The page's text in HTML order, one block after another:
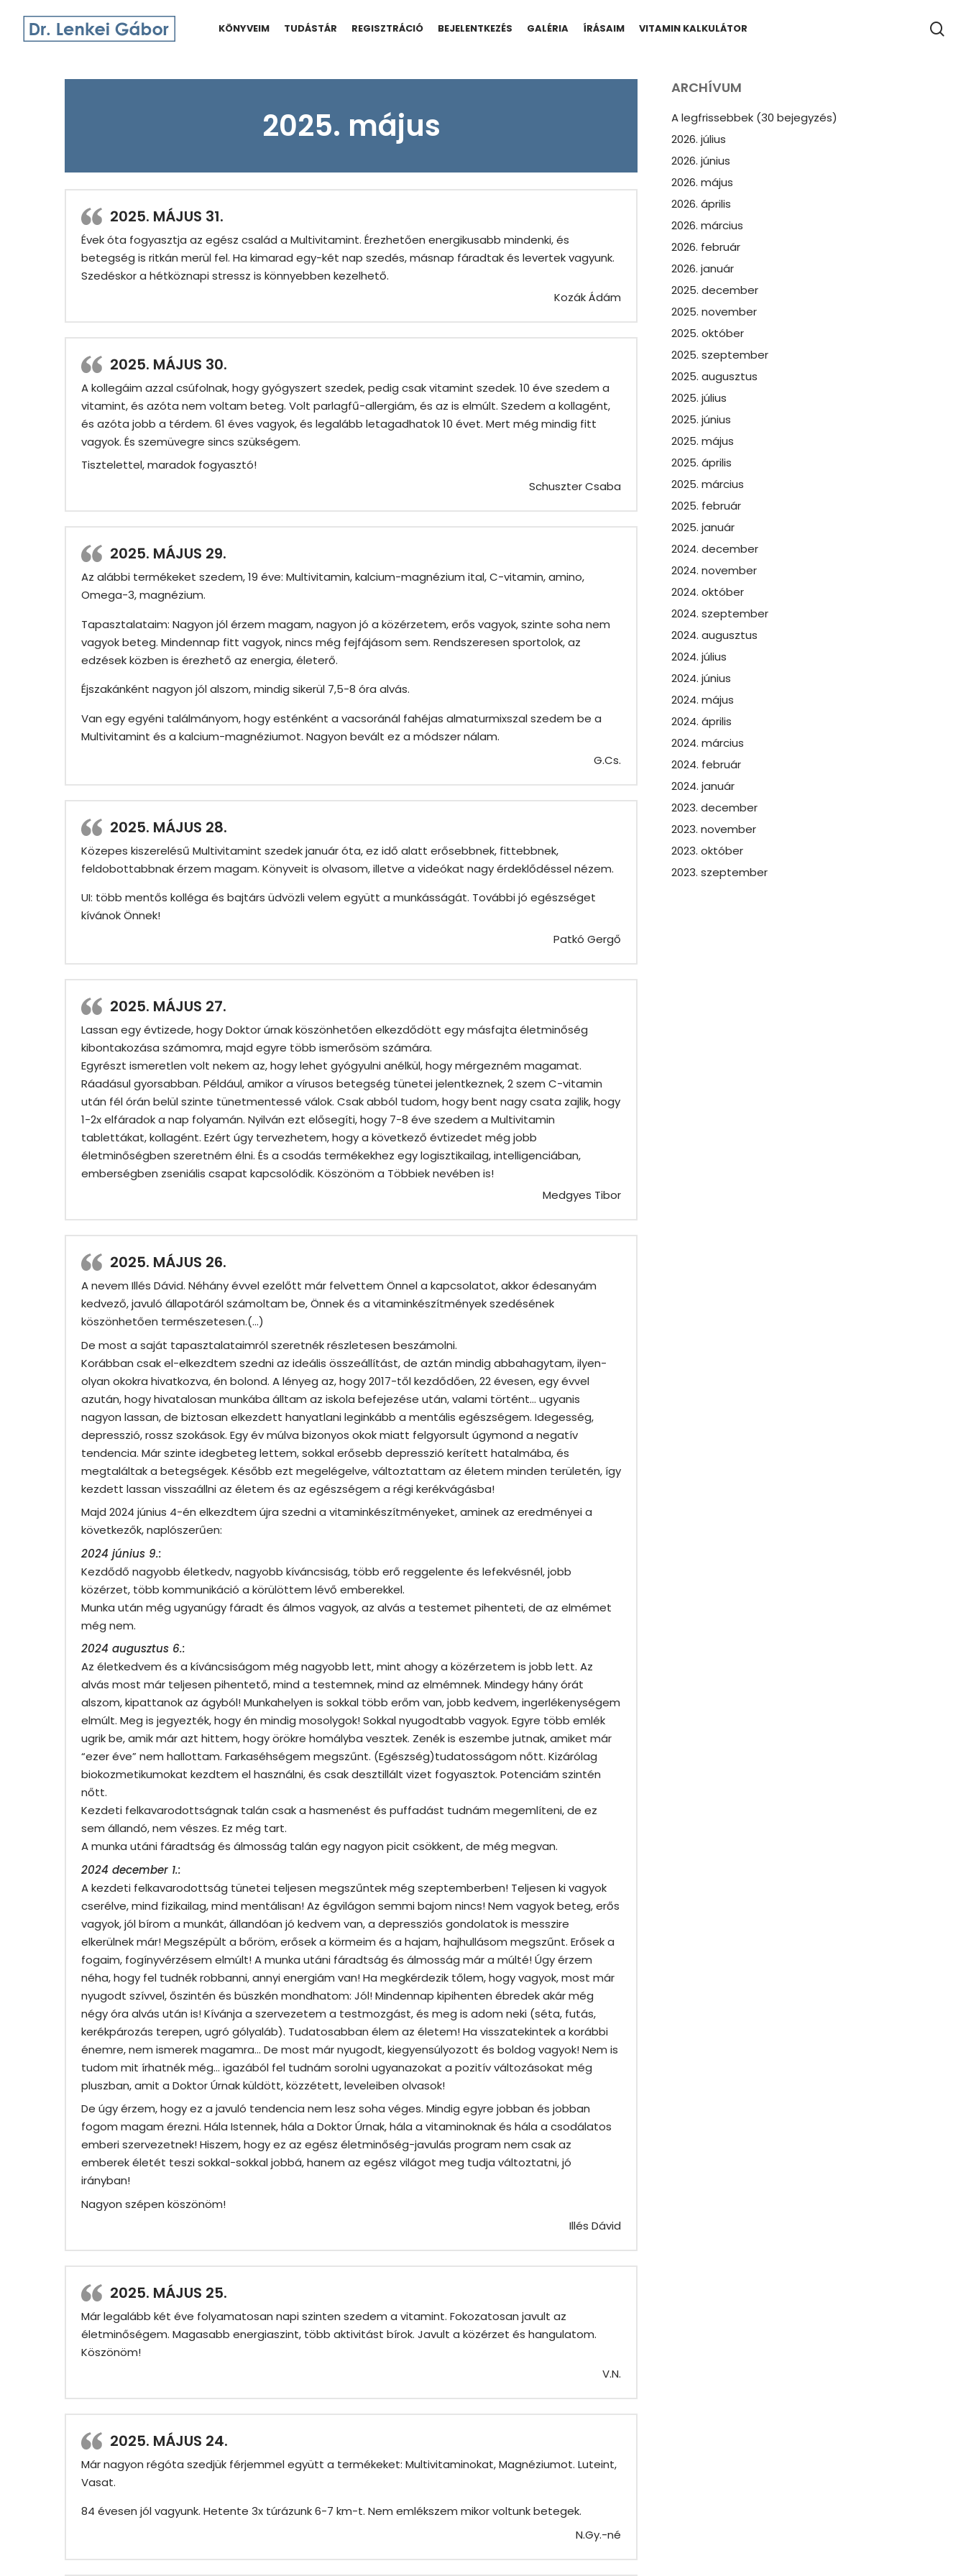
main
KÖNYVEIM TUDÁSTÁR REGISZTRÁCIÓ BEJELENTKEZÉS GALÉRIA ÍRÁSAIM VITAMIN KALKULÁTOR
2025. május
2025. MÁJUS 31.
Évek óta fogyasztja az egész család a Multivitamint. Érezhetően energikusabb mindenki, és
betegség is ritkán merül fel. Ha kimarad egy-két nap szedés, másnap fáradtak és levertek vagyunk.
Szedéskor a hétköznapi stressz is könnyebben kezelhető.
Kozák Ádám
2025. MÁJUS 30.
A kollegáim azzal csúfolnak, hogy gyógyszert szedek, pedig csak vitamint szedek. 10 éve szedem a
vitamint, és azóta nem voltam beteg. Volt parlagfű-allergiám, és az is elmúlt. Szedem a kollagént,
és azóta jobb a térdem. 61 éves vagyok, és legalább letagadhatok 10 évet. Mert még mindig fitt
vagyok. És szemüvegre sincs szükségem.
Tisztelettel, maradok fogyasztó!
Schuszter Csaba
2025. MÁJUS 29.
Az alábbi termékeket szedem, 19 éve: Multivitamin, kalcium-magnézium ital, C-vitamin, amino,
Omega-3, magnézium.
Tapasztalataim: Nagyon jól érzem magam, nagyon jó a közérzetem, erős vagyok, szinte soha nem
vagyok beteg. Mindennap fitt vagyok, nincs még fejfájásom sem. Rendszeresen sportolok, az
edzések közben is érezhető az energia, életerő.
Éjszakánként nagyon jól alszom, mindig sikerül 7,5-8 óra alvás.
Van egy egyéni találmányom, hogy esténként a vacsoránál fahéjas almaturmixszal szedem be a
Multivitamint és a kalcium-magnéziumot. Nagyon bevált ez a módszer nálam.
G.Cs.
2025. MÁJUS 28.
Közepes kiszerelésű Multivitamint szedek január óta, ez idő alatt erősebbnek, fittebbnek,
feldobottabbnak érzem magam. Könyveit is olvasom, illetve a videókat nagy érdeklődéssel nézem.
UI: több mentős kolléga és bajtárs üdvözli velem együtt a munkásságát. További jó egészséget
kívánok Önnek!
Patkó Gergő
2025. MÁJUS 27.
Lassan egy évtizede, hogy Doktor úrnak köszönhetően elkezdődött egy másfajta életminőség
kibontakozása számomra, majd egyre több ismerősöm számára.
Egyrészt ismeretlen volt nekem az, hogy lehet gyógyulni anélkül, hogy mérgezném magamat.
Ráadásul gyorsabban. Például, amikor a vírusos betegség tünetei jelentkeznek, 2 szem C-vitamin
után fél órán belül szinte tünetmentessé válok. Csak abból tudom, hogy bent nagy csata zajlik, hogy
1-2x elfáradok a nap folyamán. Nyilván ezt elősegíti, hogy 7-8 éve szedem a Multivitamin
tablettákat, kollagént. Ezért úgy tervezhetem, hogy a következő évtizedet még jobb
életminőségben szeretném élni. És a csodás termékekhez egy logisztikailag, intelligenciában,
emberségben zseniális csapat kapcsolódik. Köszönöm a Többiek nevében is!
Medgyes Tibor
2025. MÁJUS 26.
A nevem Illés Dávid. Néhány évvel ezelőtt már felvettem Önnel a kapcsolatot, akkor édesanyám
kedvező, javuló állapotáról számoltam be, Önnek és a vitaminkészítmények szedésének
köszönhetően természetesen.(…)
De most a saját tapasztalataimról szeretnék részletesen beszámolni.
Korábban csak el-elkezdtem szedni az ideális összeállítást, de aztán mindig abbahagytam, ilyen-
olyan okokra hivatkozva, én bolond. A lényeg az, hogy 2017-től kezdődően, 22 évesen, egy évvel
azután, hogy hivatalosan munkába álltam az iskola befejezése után, valami történt… ugyanis
nagyon lassan, de biztosan elkezdett hanyatlani leginkább a mentális egészségem. Idegesség,
depresszió, rossz szokások. Egy év múlva bizonyos okok miatt felgyorsult úgymond a negatív
tendencia. Már szinte idegbeteg lettem, sokkal erősebb depresszió kerített hatalmába, és
megtaláltak a betegségek. Később ezt megelégelve, változtattam az életem minden területén, így
kezdett lassan visszaállni az életem és az egészségem a régi kerékvágásba!
Majd 2024 június 4-én elkezdtem újra szedni a vitaminkészítményeket, aminek az eredményei a
következők, naplószerűen:
2024 június 9.:
Kezdődő nagyobb életkedv, nagyobb kíváncsiság, több erő reggelente és lefekvésnél, jobb
közérzet, több kommunikáció a körülöttem lévő emberekkel.
Munka után még ugyanúgy fáradt és álmos vagyok, az alvás a testemet pihenteti, de az elmémet
még nem.
2024 augusztus 6.:
Az életkedvem és a kíváncsiságom még nagyobb lett, mint ahogy a közérzetem is jobb lett. Az
alvás most már teljesen pihentető, mind a testemnek, mind az elmémnek. Mindegy hány órát
alszom, kipattanok az ágyból! Munkahelyen is sokkal több erőm van, jobb kedvem, ingerlékenységem
elmúlt. Meg is jegyezték, hogy én mindig mosolygok! Sokkal nyugodtabb vagyok. Egyre több emlék
ugrik be, amik már azt hittem, hogy örökre homályba vesztek. Zenék is eszembe jutnak, amiket már
“ezer éve” nem hallottam. Farkaséhségem megszűnt. (Egészség)tudatosságom nőtt. Kizárólag
biokozmetikumokat kezdtem el használni, és csak desztillált vizet fogyasztok. Potenciám szintén
nőtt.
Kezdeti felkavarodottságnak talán csak a hasmenést és puffadást tudnám megemlíteni, de ez
sem állandó, nem vészes. Ez még tart.
A munka utáni fáradtság és álmosság talán egy nagyon picit csökkent, de még megvan.
2024 december 1.:
A kezdeti felkavarodottság tünetei teljesen megszűntek még szeptemberben! Teljesen ki vagyok
cserélve, mind fizikailag, mind mentálisan! Az égvilágon semmi bajom nincs! Nem vagyok beteg, erős
vagyok, jól bírom a munkát, állandóan jó kedvem van, a depressziós gondolatok is messzire
elkerülnek már! Megszépült a bőröm, erősek a körmeim és a hajam, hajhullásom megszűnt. Erősek a
fogaim, fogínyvérzésem elmúlt! A munka utáni fáradtság és álmosság már a múlté! Úgy érzem
néha, hogy fel tudnék robbanni, annyi energiám van! Ha megkérdezik tőlem, hogy vagyok, most már
nyugodt szívvel, őszintén és büszkén mondhatom: Jól! Mindennap kipihenten ébredek akár még
négy óra alvás után is! Kívánja a szervezetem a testmozgást, és meg is adom neki (séta, futás,
kerékpározás terepen, ugró gólyaláb). Tudatosabban élem az életem! Ha visszatekintek a korábbi
énemre, nem ismerek magamra… De most már nyugodt, kiegyensúlyozott és boldog vagyok! Nem is
tudom mit írhatnék még… igazából fel tudnám sorolni ugyanazokat a pozitív változásokat még
pluszban, amit a Doktor Úrnak küldött, közzétett, leveleiben olvasok!
De úgy érzem, hogy ez a javuló tendencia nem lesz soha véges. Mindig egyre jobban és jobban
fogom magam érezni. Hála Istennek, hála a Doktor Úrnak, hála a vitaminoknak és hála a csodálatos
emberi szervezetnek! Hiszem, hogy ez az egész életminőség-javulás program nem csak az
emberek életét teszi sokkal-sokkal jobbá, hanem az egész világot meg tudja változtatni, jó
irányban!
Nagyon szépen köszönöm!
Illés Dávid
2025. MÁJUS 25.
Már legalább két éve folyamatosan napi szinten szedem a vitamint. Fokozatosan javult az
életminőségem. Magasabb energiaszint, több aktivitást bírok. Javult a közérzet és hangulatom.
Köszönöm!
V.N.
2025. MÁJUS 24.
Már nagyon régóta szedjük férjemmel együtt a termékeket: Multivitaminokat, Magnéziumot. Luteint,
Vasat.
84 évesen jól vagyunk. Hetente 3x túrázunk 6-7 km-t. Nem emlékszem mikor voltunk betegek.
N.Gy.-né
ARCHÍVUM
A legfrissebbek (30 bejegyzés)
2026. július
2026. június
2026. május
2026. április
2026. március
2026. február
2026. január
2025. december
2025. november
2025. október
2025. szeptember
2025. augusztus
2025. július
2025. június
2025. május
2025. április
2025. március
2025. február
2025. január
2024. december
2024. november
2024. október
2024. szeptember
2024. augusztus
2024. július
2024. június
2024. május
2024. április
2024. március
2024. február
2024. január
2023. december
2023. november
2023. október
2023. szeptember